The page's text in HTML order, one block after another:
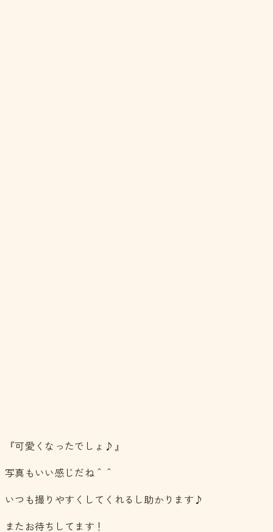
『可愛くなったでしょ♪』
写真もいい感じだね＾＾
いつも撮りやすくしてくれるし助かります♪
またお待ちしてます！